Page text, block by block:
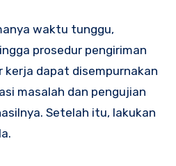
waktu tunggu,
prosedur pengiriman
kerja dapat disempurnakan
masalah dan pengujian
Setelah itu, lakukan